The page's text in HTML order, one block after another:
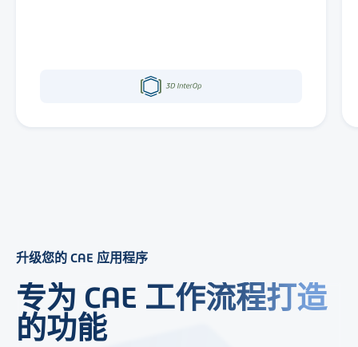
升级您的 CAE 应用程序
专为 CAE 工作流程打造
的功能